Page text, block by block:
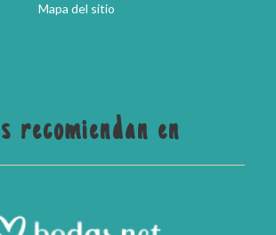
Mapa del sitio
recomiendan en